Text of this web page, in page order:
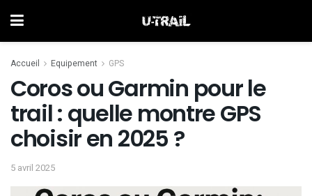
Accueil Equipement GPS
Coros ou Garmin pour le
trail : quelle montre GPS
choisir en 2025 ?
5 avril 2025